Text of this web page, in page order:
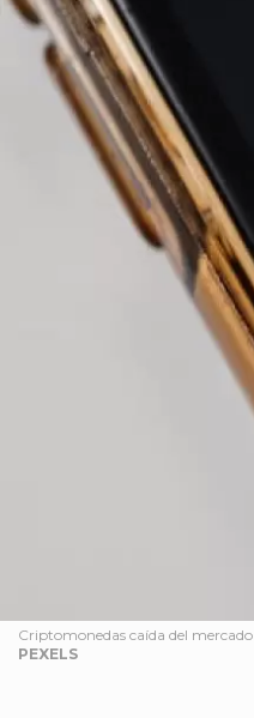
Criptomonedas caída del mercado
PEXELS